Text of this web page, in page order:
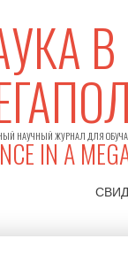
В
НАУЧНЫЙ ЖУРНАЛ ДЛЯ
IN A